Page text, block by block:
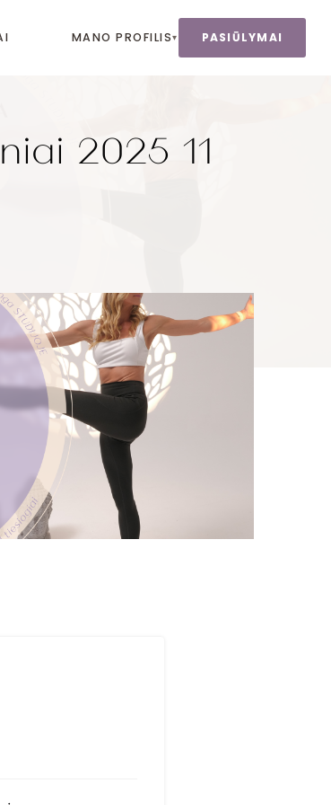
MANO PROFILIS▾ PASIŪLYMAI
2025 11